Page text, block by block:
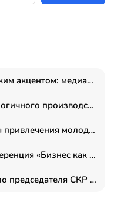
Коммуникации с древнегреческим акцентом: медиаменеджер и журналист Владимир Дергачев запустил коммуникационное агентство «Сократ 2.0»
От логистики до высокотехнологичного производства: как основатель “гагаринга” выстраивает экосистему безопасности и гражданских БПЛА
Эксперты обсудили механизмы привлечения молодых специалистов в промышленные города
Переговоры в рамке: как конференция «Бизнес как искусство» переформатирует деловой этикет в стенах ТПП РФ
Руководство «СВОИ» попросило председателя СКР дать правовую оценку обысков в тыловом штабе